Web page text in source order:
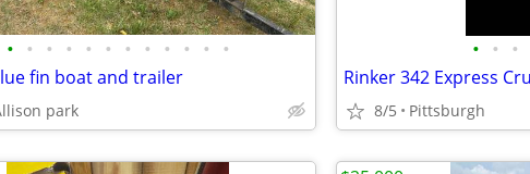
• • • • • • • • • • • •
fin boat and trailer
park
• • •
8/5 Pittsburgh